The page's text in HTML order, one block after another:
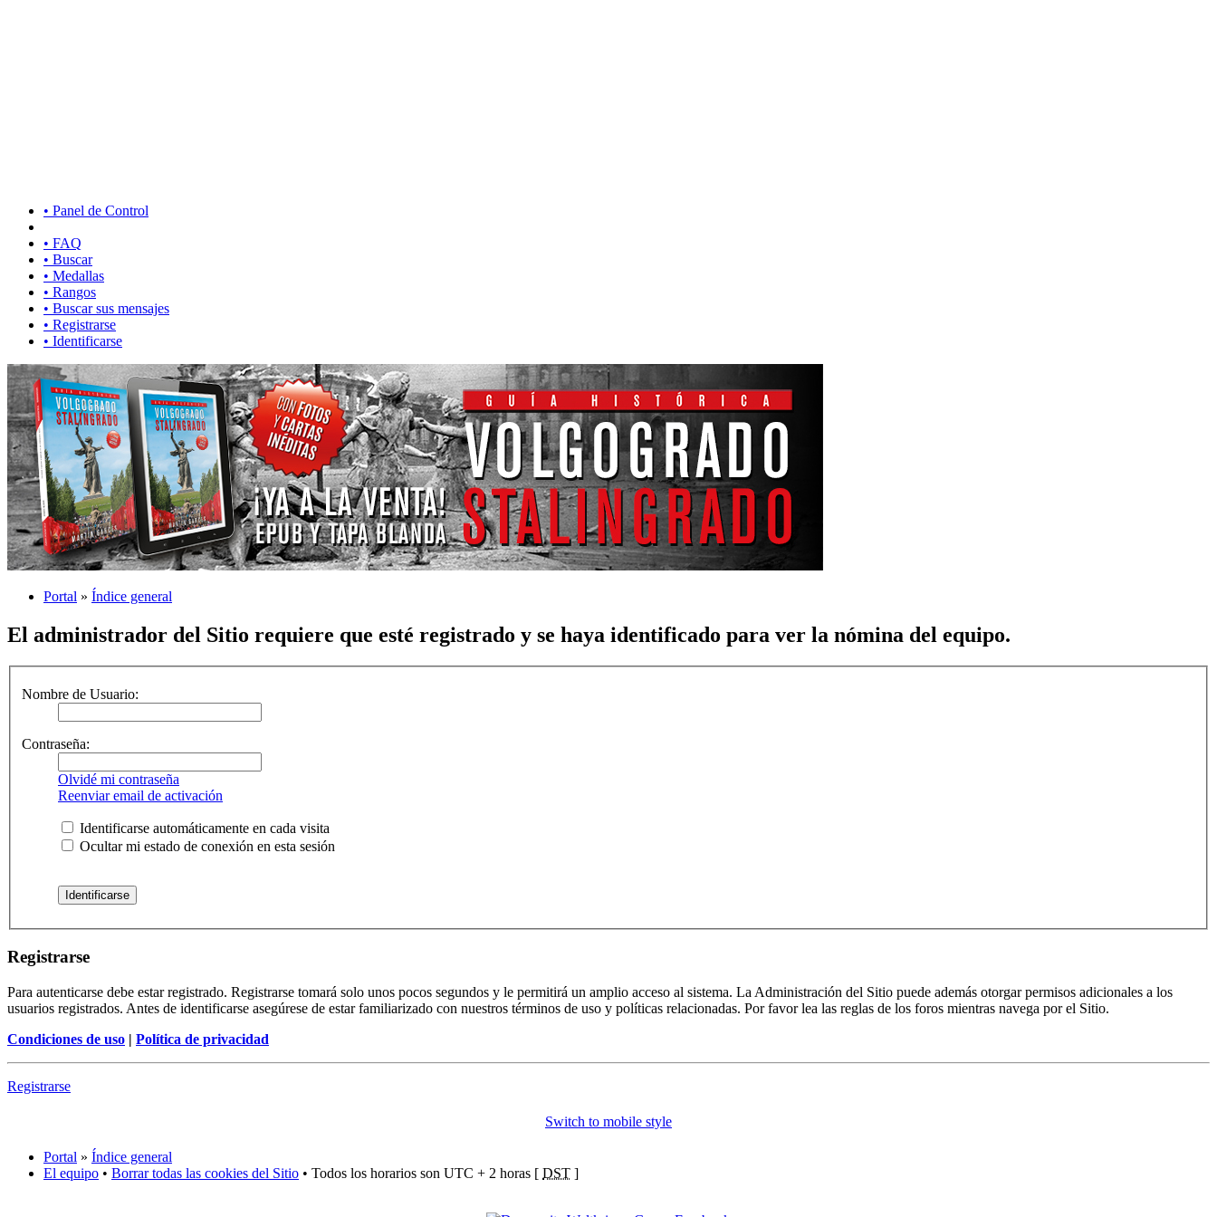
• Panel de Control
• FAQ
• Buscar
• Medallas
• Rangos
• Buscar sus mensajes
• Registrarse
• Identificarse
Portal » Índice general
El administrador del Sitio requiere que esté registrado y se haya identificado para ver la nómina del equipo.
Nombre de Usuario:
Contraseña:
Olvidé mi contraseña
Reenviar email de activación
Identificarse automáticamente en cada visita
Ocultar mi estado de conexión en esta sesión
Registrarse
Para autenticarse debe estar registrado. Registrarse tomará solo unos pocos segundos y le permitirá un amplio acceso al sistema. La Administración del Sitio puede además otorgar permisos adicionales a los
usuarios registrados. Antes de identificarse asegúrese de estar familiarizado con nuestros términos de uso y políticas relacionadas. Por favor lea las reglas de los foros mientras navega por el Sitio.
Condiciones de uso | Política de privacidad
Registrarse
Switch to mobile style
Portal » Índice general
El equipo • Borrar todas las cookies del Sitio • Todos los horarios son UTC + 2 horas [ DST ]